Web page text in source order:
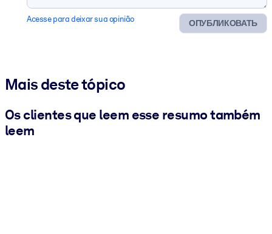
ОПУБЛИКОВАТЬ
Acesse para deixar sua opinião
Mais deste tópico
Os clientes que leem esse resumo também
leem